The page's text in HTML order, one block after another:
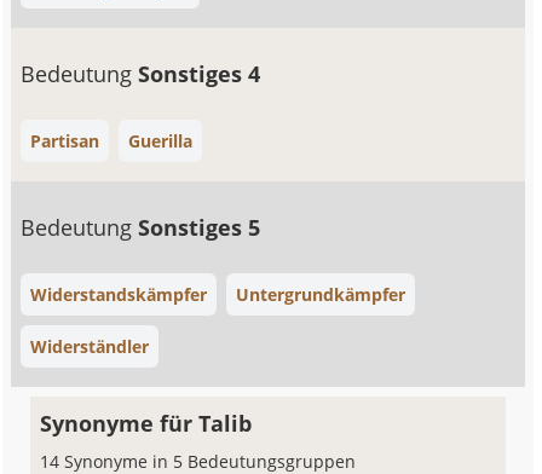
BedeutungSonstiges 4
Partisan Guerilla
BedeutungSonstiges 5
Widerstandskämpfer Untergrundkämpfer
Widerständler
Synonyme für Talib
14 Synonyme in 5 Bedeutungsgruppen